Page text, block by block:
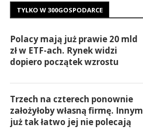
TYLKO W 300GOSPODARCE
Polacy mają już prawie 20 mld
zł w ETF-ach. Rynek widzi
dopiero początek wzrostu
Trzech na czterech ponownie
założyłoby własną firmę. Innym
już tak łatwo jej nie polecają